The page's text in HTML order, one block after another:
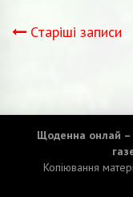
Старіші записи
Щоденна онлай –
Копіювання